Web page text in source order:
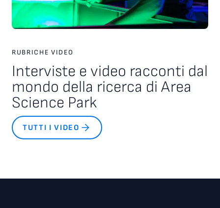
RUBRICHE VIDEO
Interviste e video racconti dal
mondo della ricerca di Area
Science Park
TUTTI I VIDEO